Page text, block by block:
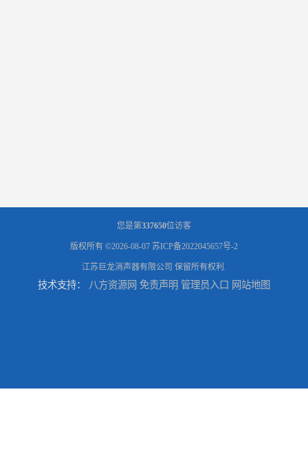
您是第337650位访客
版权所有 ©2026-08-07 苏ICP备2022045657号-2
江苏巨龙消声器有限公司 保留所有权利.
技术支持： 八方资源网 免责声明 管理员入口 网站地图